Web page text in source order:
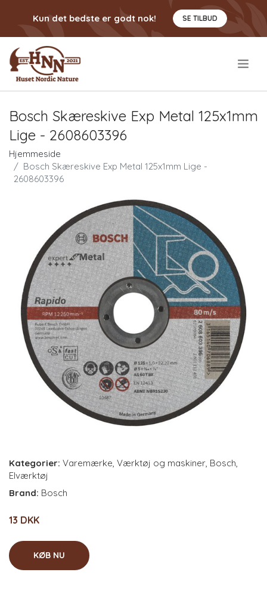
Kun det bedste er godt nok! SE TILBUD
Bosch Skæreskive Exp Metal 125x1mm
Lige - 2608603396
Hjemmeside
Bosch Skæreskive Exp Metal 125x1mm Lige -
2608603396
Kategorier: Varemærke, Værktøj og maskiner, Bosch,
Elværktøj
Brand: Bosch
13 DKK
KØB NU